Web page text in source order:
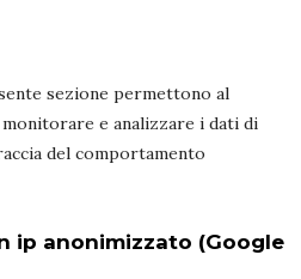
sezione permettono al
e analizzare i dati di
del comportamento
ip anonimizzato (Google